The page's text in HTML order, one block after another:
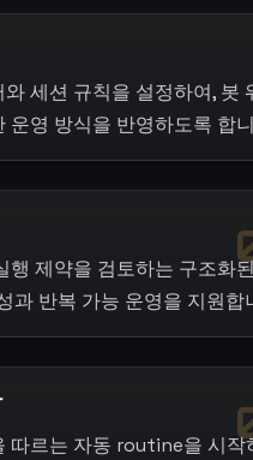
세션 규칙을 설정하여, 봇
운영 방식을 반영하도록 합
행 제약을 검토하는 구조화
과 반복 가능 운영을 지원합
따르는 자동 routine을 시작